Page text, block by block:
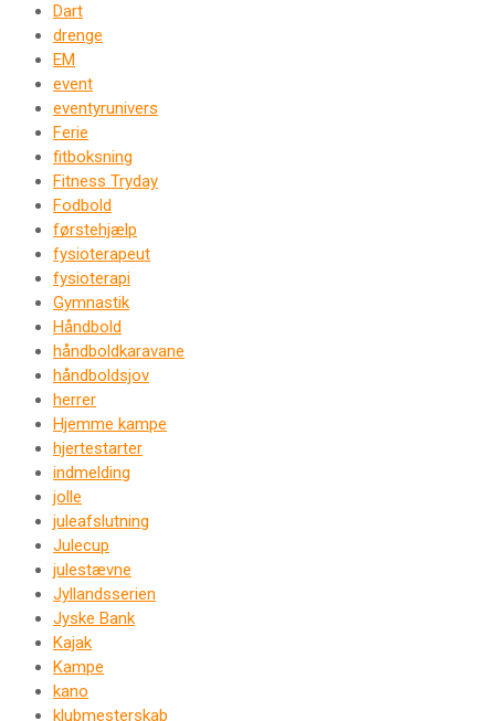
Dart
drenge
EM
event
eventyrunivers
Ferie
fitboksning
Fitness Tryday
Fodbold
førstehjælp
fysioterapeut
fysioterapi
Gymnastik
Håndbold
håndboldkaravane
håndboldsjov
herrer
Hjemme kampe
hjertestarter
indmelding
jolle
juleafslutning
Julecup
julestævne
Jyllandsserien
Jyske Bank
Kajak
Kampe
kano
klubmesterskab